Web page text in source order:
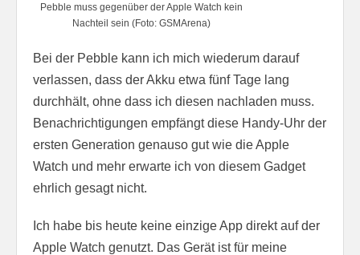
Pebble muss gegenüber der Apple Watch kein
Nachteil sein (Foto: GSMArena)
Bei der Pebble kann ich mich wiederum darauf
verlassen, dass der Akku etwa fünf Tage lang
durchhält, ohne dass ich diesen nachladen muss.
Benachrichtigungen empfängt diese Handy-Uhr der
ersten Generation genauso gut wie die Apple
Watch und mehr erwarte ich von diesem Gadget
ehrlich gesagt nicht.
Ich habe bis heute keine einzige App direkt auf der
Apple Watch genutzt. Das Gerät ist für meine